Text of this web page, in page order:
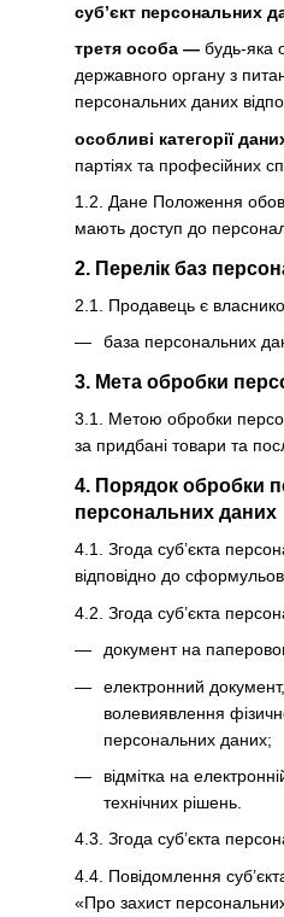
суб’єкт персональних
третя особа — будь-яка
державного органу з
персональних даних
особливі категорії
партіях та професійних
1.2. Дане Положення
мають доступ до
2. Перелік баз
2.1. Продавець є
база персональних
3. Мета обробки
3.1. Метою обробки
за придбані товари та
4. Порядок обробки
персональних даних
4.1. Згода суб’єкта
відповідно до
4.2. Згода суб’єкта
документ на
електронний
волевиявлення
персональних даних;
відмітка на
технічних рішень.
4.3. Згода суб’єкта
4.4. Повідомлення
«Про захист